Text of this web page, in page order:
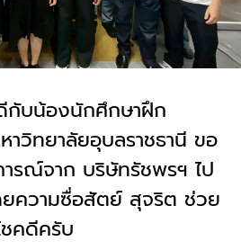
กับน้องนักศึกษาฝึก
าวิทยาลัยอุบลราชธานี ขอ
ารณ์จาก บริษัทรัชพรฯ ไป
ยความซื่อสัตย์ สุจริต ช่วย
คดีครับ